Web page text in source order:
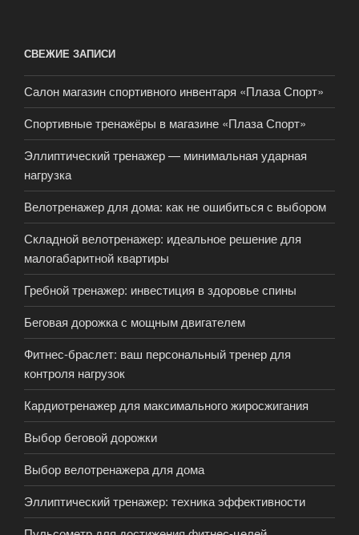
СВЕЖИЕ ЗАПИСИ
Салон магазин спортивного инвентаря «Плаза Спорт»
Спортивные тренажёры в магазине «Плаза Спорт»
Эллиптический тренажер — минимальная ударная
нагрузка
Велотренажер для дома: как не ошибиться с выбором
Складной велотренажер: идеальное решение для
малогабаритной квартиры
Гребной тренажер: инвестиция в здоровье спины
Беговая дорожка с мощным двигателем
Фитнес-браслет: ваш персональный тренер для
контроля нагрузок
Кардиотренажер для максимального жиросжигания
Выбор беговой дорожки
Выбор велотренажера для дома
Эллиптический тренажер: техника эффективности